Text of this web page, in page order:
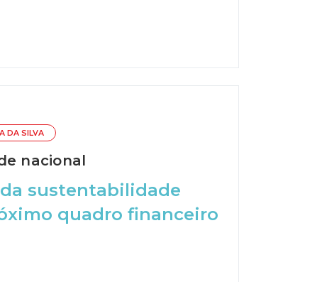
DA SILVA
nacional
sustentabilidade
quadro financeiro